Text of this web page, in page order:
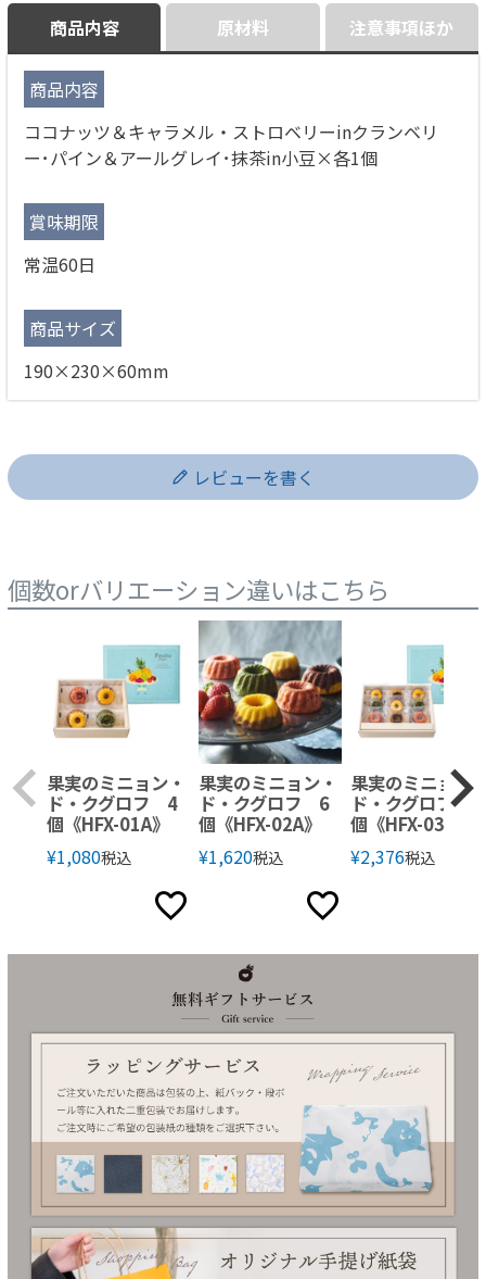
商品内容
商品内容
ココナッツ＆キャラメル・ストロベリーinクランベリ
ー･パイン＆アールグレイ･抹茶in小豆×各1個
賞味期限
常温60日
商品サイズ
190×230×60mm
原材料 注意事項ほか
レビューを書く
個数orバリエーション違いはこちら
果実のミニョン・
ド・クグロフ 4
個《HFX-01A》
¥1,080税込
果実のミニョン・
ド・クグロフ 6
個《HFX-02A》
¥1,620税込
果実のミニョン
ド・クグロフ 9
個《HFX-03A》
¥2,376税込